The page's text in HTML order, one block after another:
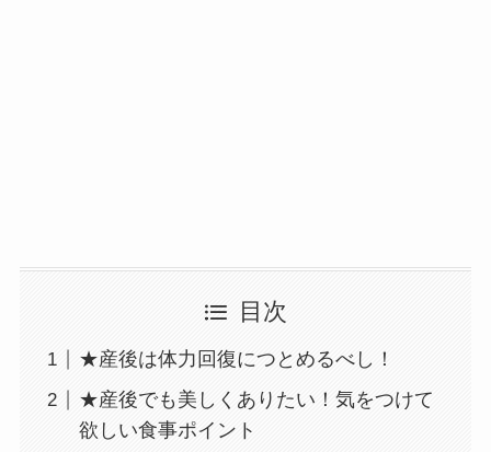
目次
★産後は体力回復につとめるべし！
★産後でも美しくありたい！気をつけて
欲しい食事ポイント